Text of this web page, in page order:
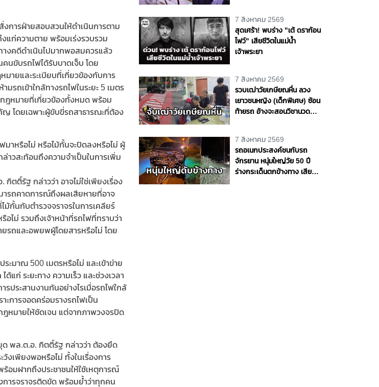
งการฝ่ายสอบสวนให้ดำเนินการตาม
แก่ความตาย พร้อมเร่งรวบรวม
งคดีดำเนินไปมากพอสมควรแล้ว
นขับรถไฟได้รับบาดเจ็บ โดย
ายและระเบียบที่เกี่ยวข้องกับการ
รถเข้าใกล้ทางรถไฟในระยะ 5 เมตร
กฎหมายที่เกี่ยวข้องทั้งหมด พร้อม
โดยเฉพาะผู้ขับขี่รถสาธารณะที่ต้อง
มาหรือไม่ หรือไม้กั้นจะปิดลงหรือไม่ ผู้
วสะท้อนถึงความจำเป็นในการเพิ่ม
ตติ์รัฐ กล่าวว่า อาจไม่ใช่เพียงเรื่อง
ารถคาดการณ์ถึงผลเสียหายที่อาจ
ม้กั้นกับตำรวจจราจรในการเคลียร์
อไม่ รวมถึงเจ้าหน้าที่รถไฟที่ทราบว่า
ยรถและอพยพผู้โดยสารหรือไม่ โดย
มาณ 500 เมตรหรือไม่ และเข้าข่าย
ก่ ระยะทาง ความเร็ว และช่วงเวลา
ประสานงานกันอย่างไรเมื่อรถไฟใกล้
ะการจอดคร่อมรางรถไฟเป็น
หมายให้ชัดเจน แต่จากภาพวงจรปิด
ด พล.ต.อ. กิตติ์รัฐ กล่าวว่า ต้องยึด
งเพียงพอหรือไม่ ทั้งในเรื่องการ
อมฝากถึงประชาชนให้ใช้เหตุการณ์
การจราจรติดขัด พร้อมย้ำว่าทุกคน
7 สิงหาคม 2569
สุดเศร้า! พบร่าง "เต้ ดราก้อน
ไฟว์" เสียชีวิตในแม่น้ำ
เจ้าพระยา
7 สิงหาคม 2569
รวบเฒ่าวัยเกษียณหื่น ลวง
เยาวชนหญิง (เด็กพิเศษ) ซ้อน
ท้ายรถ อ้างจะสอนวิชานวด
7 สิงหาคม 2569
รถอเนกประสงค์ชนกับรถ
จักรยาน หนุ่มใหญ่วัย 50 ปี
ร่างกระเด็นตกข้างทาง เสีย